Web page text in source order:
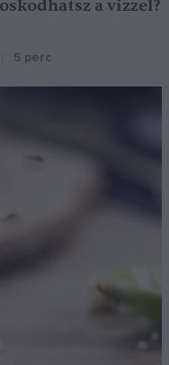
a vízzel?
5 perc